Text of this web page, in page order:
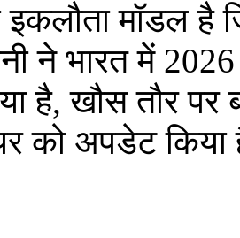
इकलौता मॉडल
ने भारत में
है, खौस तौर
को अपडेट